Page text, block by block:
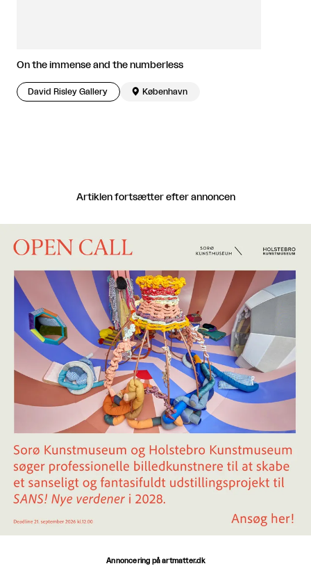
On the immense and the numberless
David Risley Gallery  København
Artiklen fortsætter efter annoncen
Annoncering på artmatter.dk